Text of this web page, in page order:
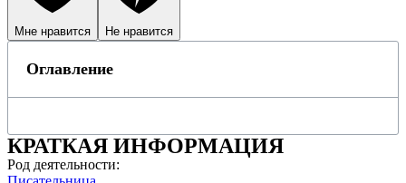
Мне нравится Не нравится
Оглавление
КРАТКАЯ ИНФОРМАЦИЯ
Род деятельности: